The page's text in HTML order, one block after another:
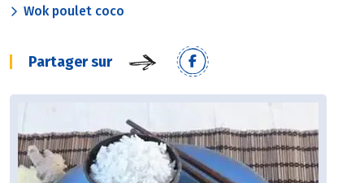
Wok poulet coco
Partager sur